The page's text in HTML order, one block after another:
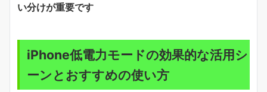
い分けが重要です
iPhone低電力モードの効果的な活用シ
ーンとおすすめの使い方